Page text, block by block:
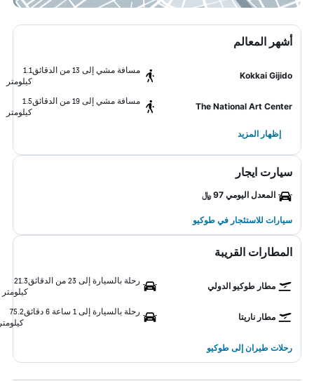
أشهر المعالم
Kokkai Gijido
مسافة مشي إلى 13 من الدقائق
1.1
كيلومتر
The National Art Center
مسافة مشي إلى 19 من الدقائق
1.5
كيلومتر
إظهار المزيد
سيارت ايجار
المعدل اليومي 97 ﷼
سيارات للاستئجار في طوكيو
المطارات القريبة
مطار طوكيو الدولي
رحلة بالسيارة إلى 23 من الدقائق
21.3
كيلومتر
مطار ناريتا
رحلة بالسيارة إلى 1 ساعة 6 دقائق
75.2
رحلات طيران إلى طوكيو